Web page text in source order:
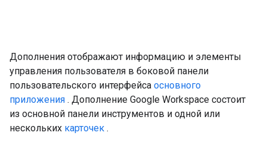
Дополнения отображают информацию и элементы
управления пользователя в боковой панели
пользовательского интерфейса основного
приложения . Дополнение Google Workspace состоит
из основной панели инструментов и одной или
нескольких карточек .